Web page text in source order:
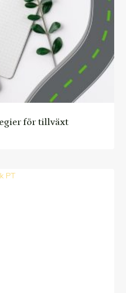
för tillväxt